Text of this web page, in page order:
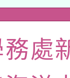
實施計
北場」
中心
招生簡
功大學
-教案
前教
苗接
康促進
處